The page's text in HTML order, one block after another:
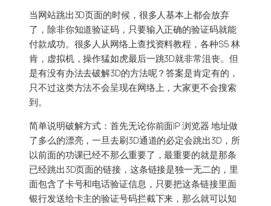
当网站跳出3D页面的时候，很多人基本上都会放弃
了，除非你知道验证码，只要输入正确的验证码就能
付款成功。很多人从网络上查找资料教程，各种S5 林
肯，虚拟机，操作猛如虎最后一跳3D就非常沮丧。但
是有没有办法去破解3D的方法呢？答案是肯定有的，
只不过这类方法不会呈现在网络上，大家更不会搜索
到。
简单说明破解方式：首先无论你前面IP 浏览器 地址做
了多么的漂亮，一旦去刷3D通道的必定会跳出3D，所
以前面的功课已经不那么重要了，最重要的就是那条
已经跳出3D页面的链接，这条链接是独一无二的，里
面包含了卡号和电话验证信息，只要把这条链接里面
银行发送给卡主的验证号码拦截下来，那么就可以知